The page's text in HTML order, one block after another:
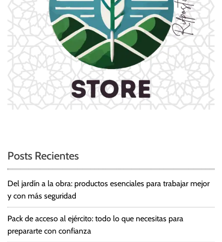
Posts Recientes
Del jardín a la obra: productos esenciales para trabajar mejor
y con más seguridad
Pack de acceso al ejército: todo lo que necesitas para
prepararte con confianza